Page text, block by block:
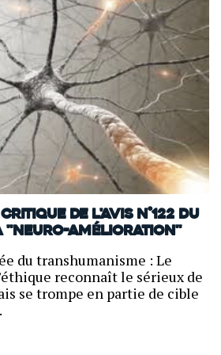
de l'avis n°122 du
"neuro-amélioration"
du transhumanisme : Le
reconnaît le sérieux de
se trompe en partie de cible